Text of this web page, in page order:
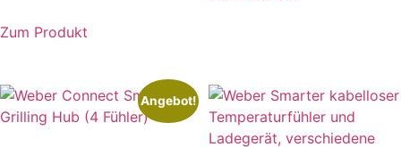
Zum Produkt
Angebot!